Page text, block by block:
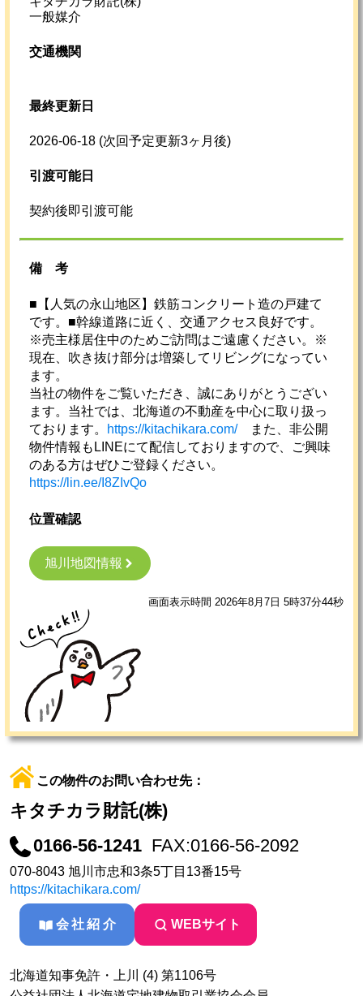
一般媒介
交通機関
最終更新日
2026-06-18 (次回予定更新3ヶ月後)
引渡可能日
契約後即引渡可能
備考
■【人気の永山地区】鉄筋コンクリート造の戸建て
です。■幹線道路に近く、交通アクセス良好です。
※売主様居住中のためご訪問はご遠慮ください。※
現在、吹き抜け部分は増築してリビングになってい
ます。
当社の物件をご覧いただき、誠にありがとうござい
ます。当社では、北海道の不動産を中心に取り扱っ
ております。
https://kitachikara.com/また、非公開
物件情報もLINEにて配信しておりますので、ご興味
のある方はぜひご登録ください。
https://lin.ee/I8ZIvQo
位置確認
旭川地図情報
画面表示時間 2026年8月7日 5時37分44秒
この物件のお問い合わせ先：
キタチカラ財託(株)
0166-56-1241 FAX:0166-56-2092
070-8043 旭川市忠和3条5丁目13番15号
https://kitachikara.com/
会社紹介 WEBサイト
北海道知事免許・上川 (4) 第1106号